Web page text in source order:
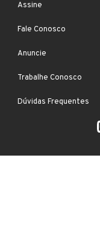
Assine
Fale Conosco
Anuncie
Trabalhe Conosco
Dúvidas Frequentes